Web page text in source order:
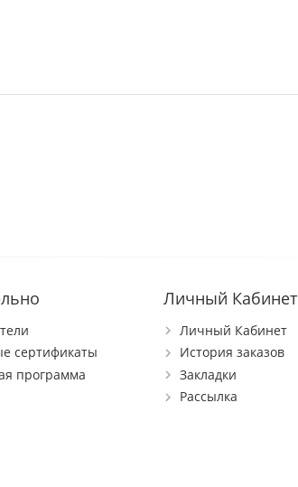
сертификаты
программа
Личный Кабинет
Личный Кабинет
История заказов
Закладки
Рассылка